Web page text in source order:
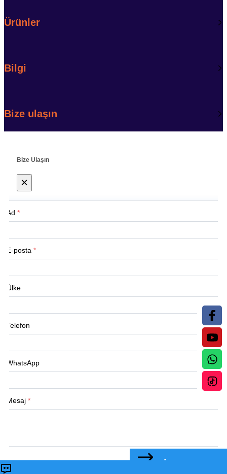
Ürünler
Bilgi
Bize ulaşın
Bize Ulaşın
×
Ad *
E-posta *
Ülke
Telefon
WhatsApp
Mesaj *